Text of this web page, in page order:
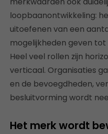
loopbaanontwikkeling:
uitoefenen van een
mogelijkheden geven
Heel veel rollen zijn
verticaal. Organisaties
en de bevoegdheden,
besluitvorming wordt
Het merk wordt